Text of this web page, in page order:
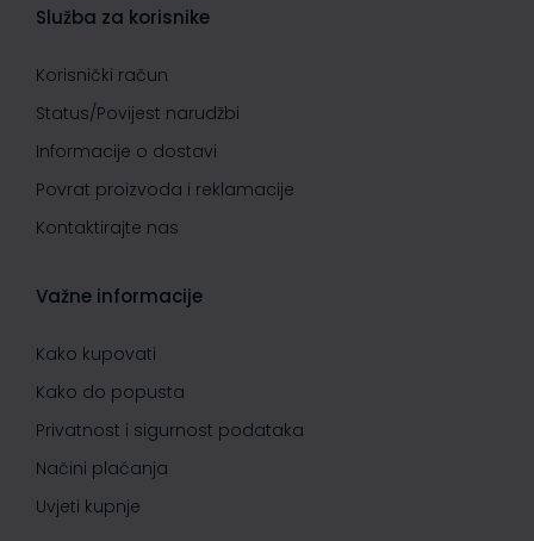
Služba za korisnike
Korisnički račun
Status/Povijest narudžbi
Informacije o dostavi
Povrat proizvoda i reklamacije
Kontaktirajte nas
Važne informacije
Kako kupovati
Kako do popusta
Privatnost i sigurnost podataka
Načini plaćanja
Uvjeti kupnje